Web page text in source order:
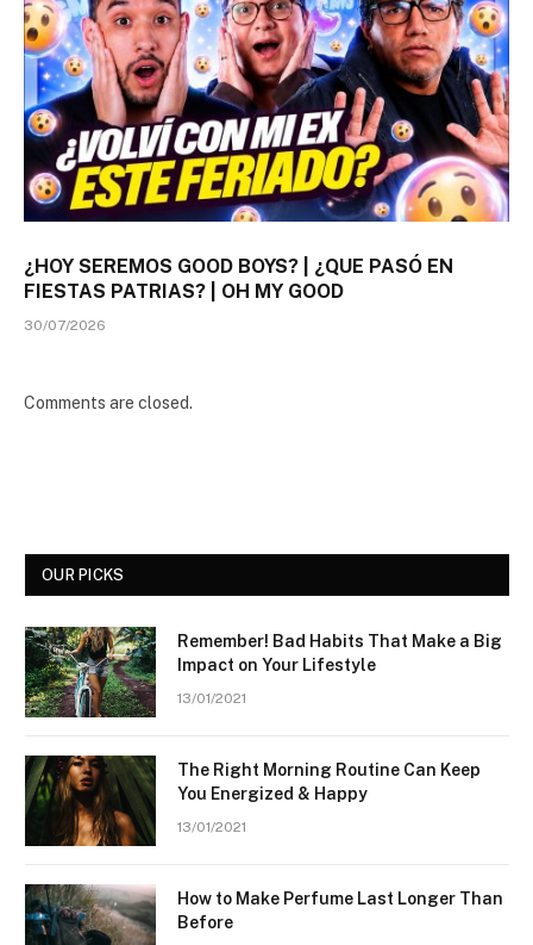
¿HOY SEREMOS GOOD BOYS? | ¿QUE PASÓ EN
FIESTAS PATRIAS? | OH MY GOOD
30/07/2026
Comments are closed.
OUR PICKS
Remember! Bad Habits That Make a Big
Impact on Your Lifestyle
13/01/2021
The Right Morning Routine Can Keep
You Energized & Happy
13/01/2021
How to Make Perfume Last Longer Than
Before